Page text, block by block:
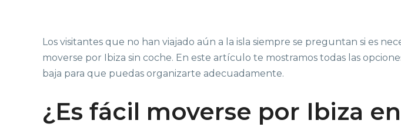
Los visitantes que no han viajado aún a la isla siempre se preguntan si es
moverse por Ibiza sin coche. En este artículo te mostramos todas las
baja para que puedas organizarte adecuadamente.
¿Es fácil moverse por Ibiza